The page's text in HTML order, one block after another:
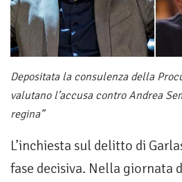
Depositata la consulenza della
valutano l’accusa contro Andrea
regina”
L’inchiesta sul delitto di
fase decisiva. Nella giornata